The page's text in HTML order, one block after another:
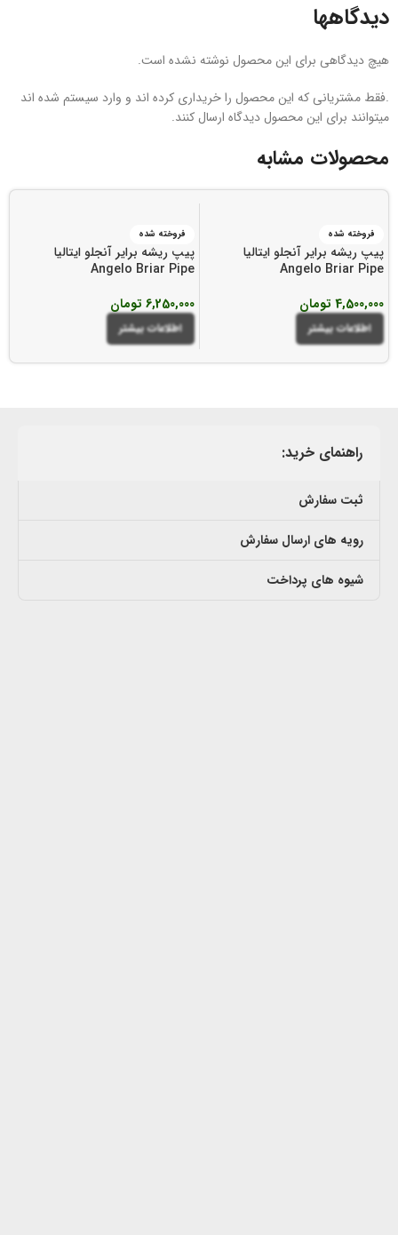
دیدگاهها
هیچ دیدگاهی برای این محصول نوشته نشده است.
.فقط مشتریانی که این محصول را خریداری کرده اند و وارد سیستم شده اند
میتوانند برای این محصول دیدگاه ارسال کنند.
محصولات مشابه
فروخته شده
پیپ ریشه برایر آنجلو ایتالیا
Angelo Briar Pipe
4,500,000 تومان
اطلاعات بیشتر
فروخته شده
پیپ ریشه برایر آنجلو ایتالیا
Angelo Briar Pipe
6,250,000 تومان
اطلاعات بیشتر
راهنمای خرید:
ثبت سفارش
رویه های ارسال سفارش
شیوه های پرداخت